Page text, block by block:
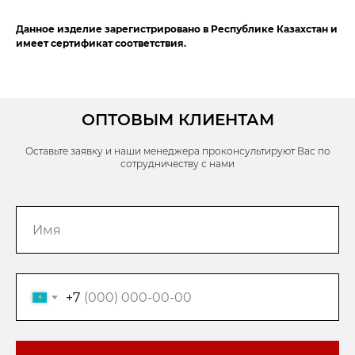
Данное изделие зарегистрировано в Республике Казахстан и
имеет сертификат соответствия.
ОПТОВЫМ КЛИЕНТАМ
Оставьте заявку и наши менеджера проконсультируют Вас по
сотрудничеству с нами
+7